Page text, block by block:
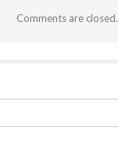
Comments are closed.